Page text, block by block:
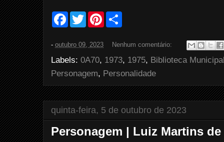
F
b
o
o
k
T
w
t
e
r
P
e
s
e
- outubro 09, 2023 Nenhum comentário:
Labels: 0A70, 1973, 1975, Biblioteca
Personagem, Personalidade
quinta-feira, 5 de outubro de 2023
Personagem | Luiz Martins